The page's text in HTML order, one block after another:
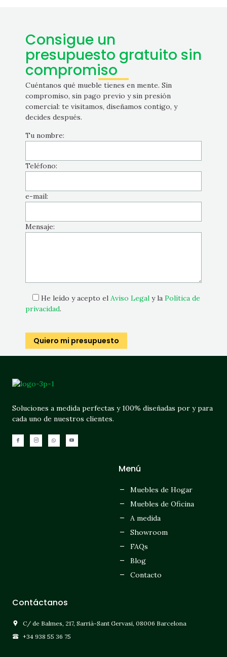
Consigue un
presupuesto gratuito sin
compromiso
Cuéntanos qué mueble tienes en mente. Sin
compromiso, sin pago previo y sin presión
comercial: te visitamos, diseñamos contigo, y
decides después.
Tu nombre:
Teléfono:
e-mail:
Mensaje:
He leído y acepto el Aviso Legal y la Política de
privacidad.
Soluciones a medida perfectas y 100% diseñadas por y para
cada uno de nuestros clientes.
Menú
Muebles de Hogar
Muebles de Oficina
A medida
Showroom
FAQs
Blog
Contacto
Contáctanos
C/ de Balmes, 217, Sarrià-Sant Gervasi, 08006 Barcelona
+34 938 55 36 75